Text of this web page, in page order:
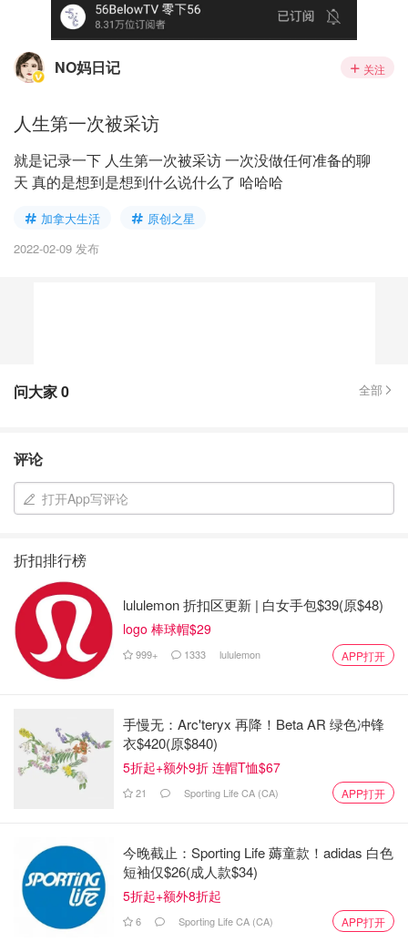
NO妈日记 关注
人生第一次被采访
就是记录一下 人生第一次被采访 一次没做任何准备的聊
天 真的是想到是想到什么说什么了 哈哈哈
加拿大生活
原创之星
2022-02-09 发布
问大家0 全部
评论
打开App写评论
折扣排行榜
lululemon 折扣区更新 | 白女手包$39(原$48)
logo 棒球帽$29
999+ 1333 lululemon APP打开
手慢无：Arc'teryx 再降！Beta AR 绿色冲锋
衣$420(原$840)
5折起+额外9折 连帽T恤$67
21 Sporting Life CA (CA) APP打开
今晚截止：Sporting Life 薅童款！adidas 白色
短袖仅$26(成人款$34)
5折起+额外8折起
6 Sporting Life CA (CA) APP打开